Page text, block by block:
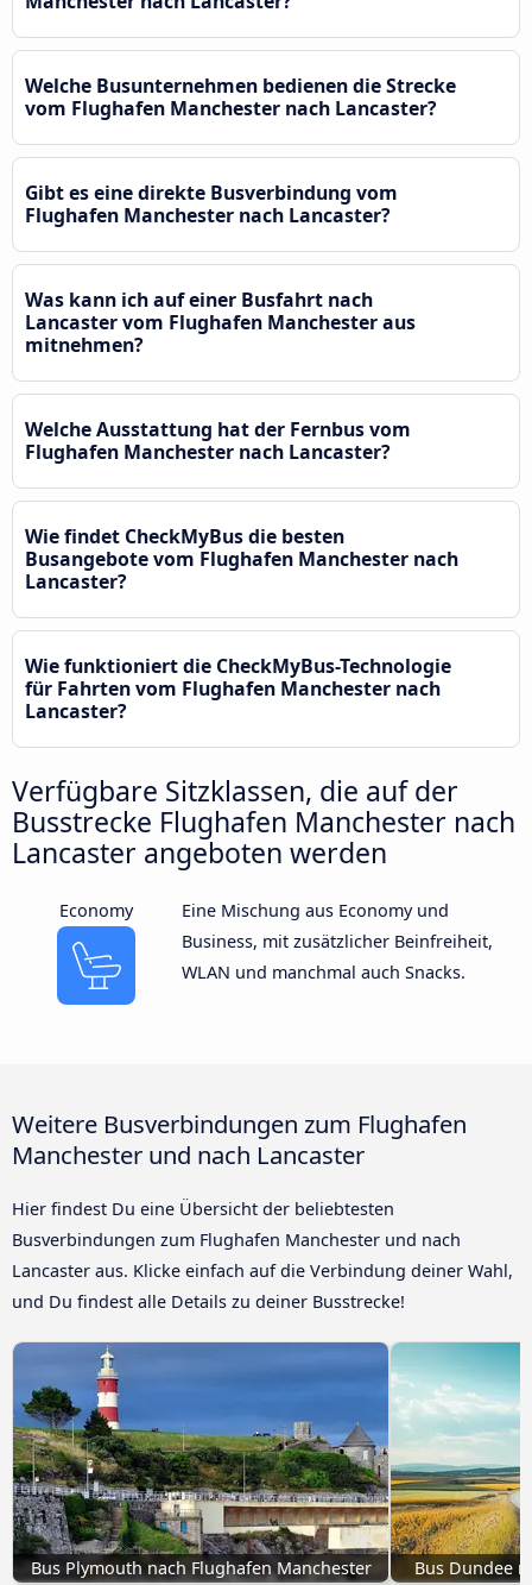
Welche Busunternehmen bedienen die Strecke
vom Flughafen Manchester nach Lancaster?
Gibt es eine direkte Busverbindung vom
Flughafen Manchester nach Lancaster?
Was kann ich auf einer Busfahrt nach
Lancaster vom Flughafen Manchester aus
mitnehmen?
Welche Ausstattung hat der Fernbus vom
Flughafen Manchester nach Lancaster?
Wie findet CheckMyBus die besten
Busangebote vom Flughafen Manchester nach
Lancaster?
Wie funktioniert die CheckMyBus-Technologie
für Fahrten vom Flughafen Manchester nach
Lancaster?
Verfügbare Sitzklassen, die auf der
Busstrecke Flughafen Manchester nach
Lancaster angeboten werden
Economy
Eine Mischung aus Economy und
Business, mit zusätzlicher Beinfreiheit,
WLAN und manchmal auch Snacks.
Weitere Busverbindungen zum Flughafen
Manchester und nach Lancaster
Hier findest Du eine Übersicht der beliebtesten
Busverbindungen zum Flughafen Manchester und nach
Lancaster aus. Klicke einfach auf die Verbindung deiner Wahl,
und Du findest alle Details zu deiner Busstrecke!
Bus Plymouth nach Flughafen Manchester Bus Dundee